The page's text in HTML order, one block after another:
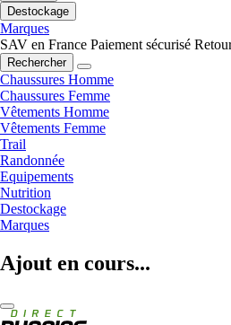
Destockage
Marques
SAV en France Paiement sécurisé
Rechercher
Chaussures Homme
Chaussures Femme
Vêtements Homme
Vêtements Femme
Trail
Randonnée
Equipements
Nutrition
Destockage
Marques
Ajout en cours...